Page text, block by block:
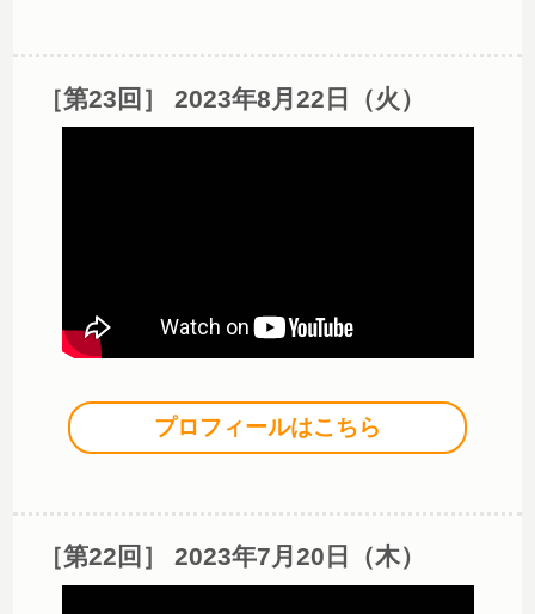
［第23回］ 2023年8月22日（火）
プロフィールはこちら
［第22回］ 2023年7月20日（木）